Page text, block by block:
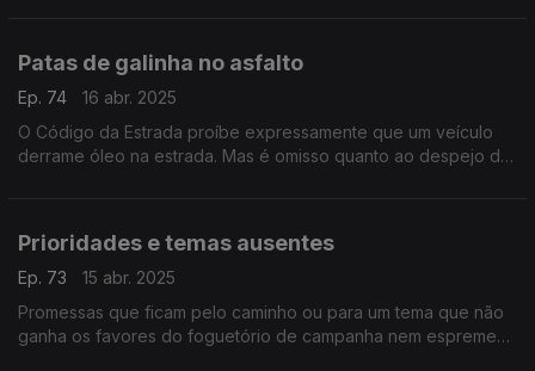
Patas de galinha no asfalto
Ep. 74
16 abr. 2025
O Código da Estrada proíbe expressamente que um veículo
derrame óleo na estrada. Mas é omisso quanto ao despejo de
Prioridades e temas ausentes
Ep. 73
15 abr. 2025
Promessas que ficam pelo caminho ou para um tema que não
ganha os favores do foguetório de campanha nem espreme